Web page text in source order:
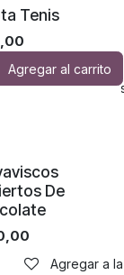
Agregar a la
Tenis
Agregar al carrito
De
Agregar a